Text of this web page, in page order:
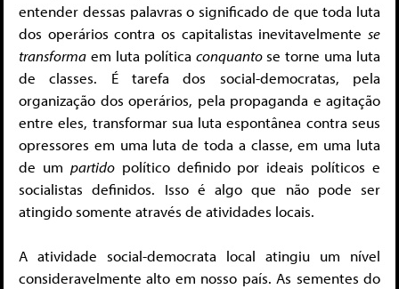
entender dessas palavras o significado de que toda luta
dos operários contra os capitalistas inevitavelmente se
transforma em luta política conquanto se torne uma luta
de classes. É tarefa dos social-democratas, pela
organização dos operários, pela propaganda e agitação
entre eles, transformar sua luta espontânea contra seus
opressores em uma luta de toda a classe, em uma luta
de um partidopolítico definido por ideais políticos e
socialistas definidos. Isso é algo que não pode ser
atingido somente através de atividades locais.
A atividade social-democrata local atingiu um nível
consideravelmente alto em nosso país. As sementes do